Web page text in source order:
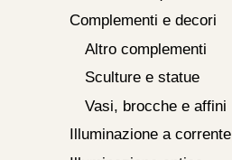
Complementi e decori
Altro complementi
Sculture e statue
Vasi, brocche e affini
Illuminazione a corrente